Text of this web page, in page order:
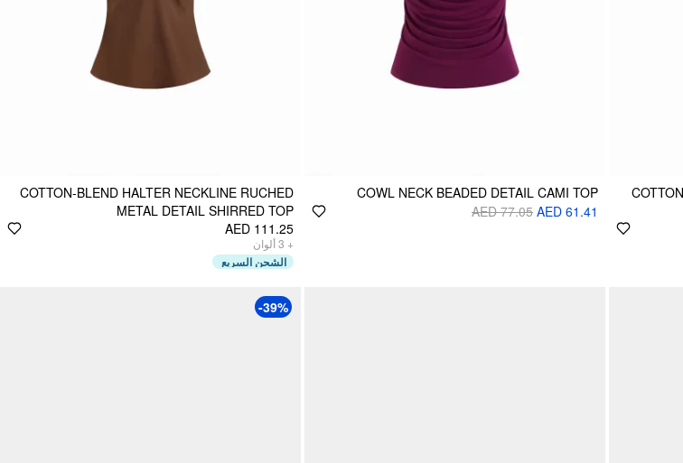
COWL NECK BEADED DETAIL CAMI TOP
AED 61.41
AED 77.05
COTTON-BLEND HALTER NECKLINE RUCHED
METAL DETAIL SHIRRED TOP
AED 111.25
+
3ألوان
الشحن السريع
-39%